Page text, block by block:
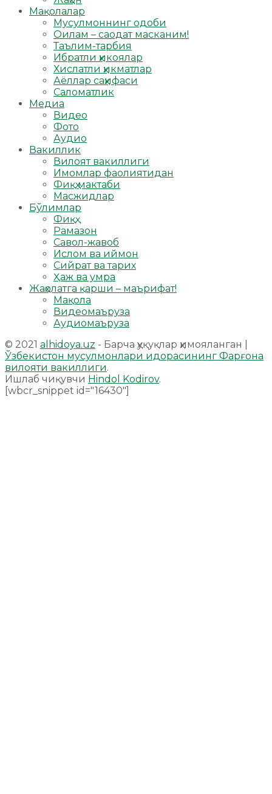
Мақолалар
Мусулмоннинг одоби
Оилам – саодат масканим!
Таълим-тарбия
Ибратли ҳикоялар
Хислатли ҳикматлар
Аёллар саҳифаси
Саломатлик
Медиа
Видео
Фото
Аудио
Вакиллик
Вилоят вакиллиги
Имомлар фаолиятидан
Фиқҳ мактаби
Масжидлар
Бўлимлар
Фиқҳ
Рамазон
Савол-жавоб
Ислом ва иймон
Сийрат ва тарих
Ҳаж ва умра
Жаҳолатга қарши – маърифат!
Мақола
Видеомаъруза
Аудиомаъруза
© 2021 alhidoya.uz - Барча ҳуқуқлар ҳимояланган |
Ўзбекистон мусулмонлари идорасининг Фарғона
вилояти вакиллиги.
Ишлаб чиқувчи Hindol Kodirov.
[wbcr_snippet id="16430"]